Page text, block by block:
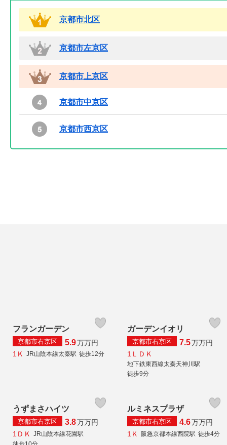
京都市北区
京都市左京区
京都市上京区
京都市中京区
京都市西京区
フランガーデン
京都市右京区 5.9万万円
1Ｋ
JR山陰本線太秦駅 徒歩12分
ガーデンイオリ
京都市右京区 7.5万万円
1ＬＤＫ
地下鉄東西線太秦天神川駅
徒歩9分
うずまさハイツ
京都市右京区 3.8万万円
1ＤＫ
JR山陰本線花園駅
ルミネスプラザ
京都市右京区 4.6万万円
1Ｋ
阪急京都本線西院駅 徒歩4分